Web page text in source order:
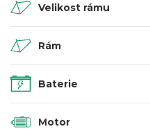
Velikost rámu
Rám
Baterie
Motor